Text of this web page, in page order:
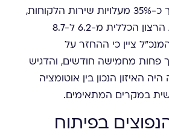
לחברת XYZ לחסוך כ-35% מעלויות שירות הלקוחות,
תוך שיפור שביעות הרצון הכללית מ-6.2 ל-8.7
של 1-10). המנכ"ל ציין כי ההחזר על
פחות מחמישה חודשים, והדגיש
האיזון הנכון בין אוטומציה
במקרים המתאימים.
בפיתוח